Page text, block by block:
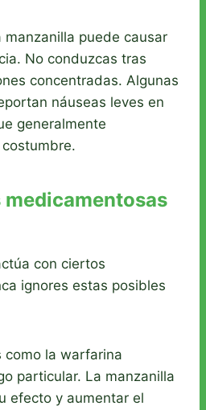
puede causar
No conduzcas tras
concentradas. Algunas
náuseas leves en
generalmente
con ciertos
ignores estas posibles
como la warfarina
particular. La manzanilla
efecto y aumentar el